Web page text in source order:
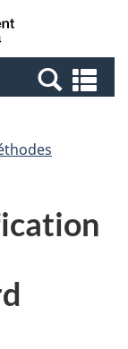
Canada
et